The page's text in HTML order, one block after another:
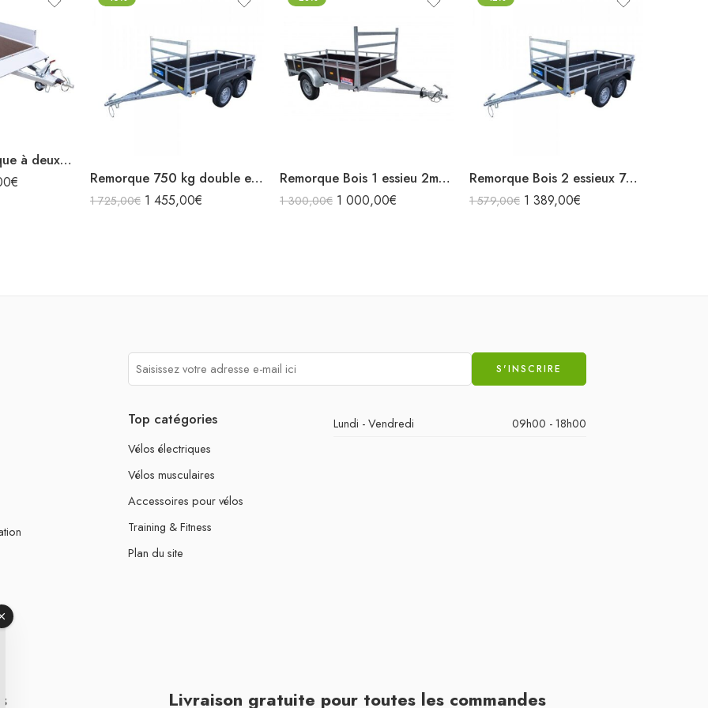
Humbaur Remorque à deux essieux Alumaster Tandem 2500 3030x1500x350mm freinée poids total adm. 2500kg
€ Remorque 750 kg double essieux Bois 3m00x1m51
1 725,00€ 1 455,00€
Remorque Bois 1 essieu 2m57x1m32 750kg
1 300,00€ 1 000,00€
Remorque Bois 2 essieux 750kg 2m57x1m32
1 579,00€ 1 389,00€
Top catégories
Vélos électriques
Vélos musculaires
Accessoires pour vélos
Training & Fitness
Plan du site
Lundi - Vendredi 09h00 - 18h00
Livraison gratuite pour toutes les commandes